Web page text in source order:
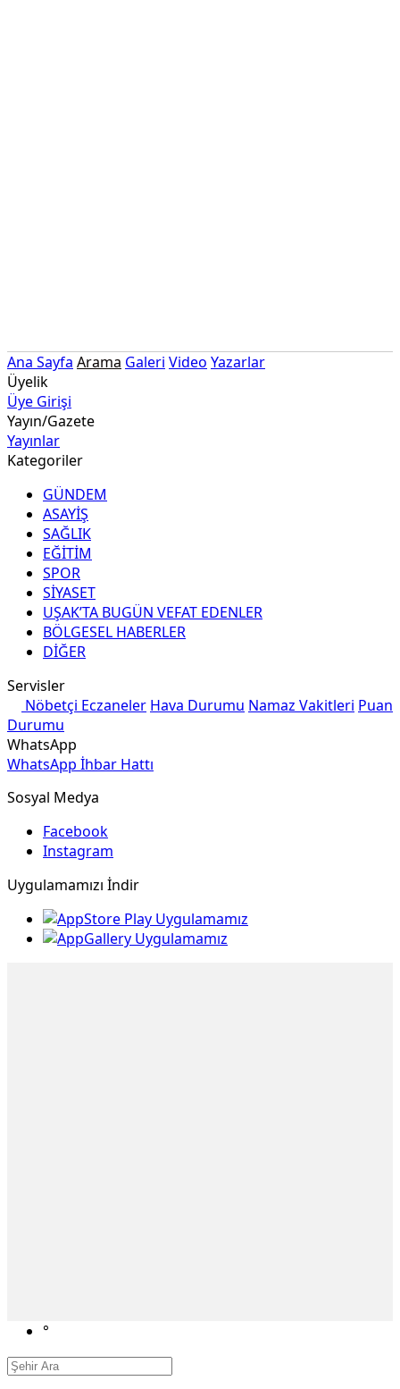
Ana Sayfa Arama Galeri Video Yazarlar
Üyelik
Üye Girişi
Yayın/Gazete
Yayınlar
Kategoriler
GÜNDEM
ASAYİŞ
SAĞLIK
EĞİTİM
SPOR
SİYASET
UŞAK’TA BUGÜN VEFAT EDENLER
BÖLGESEL HABERLER
DİĞER
Servisler
Nöbetçi Eczaneler Hava Durumu Namaz Vakitleri Puan
Durumu
WhatsApp
WhatsApp İhbar Hattı
Sosyal Medya
Facebook
Instagram
Uygulamamızı İndir
°